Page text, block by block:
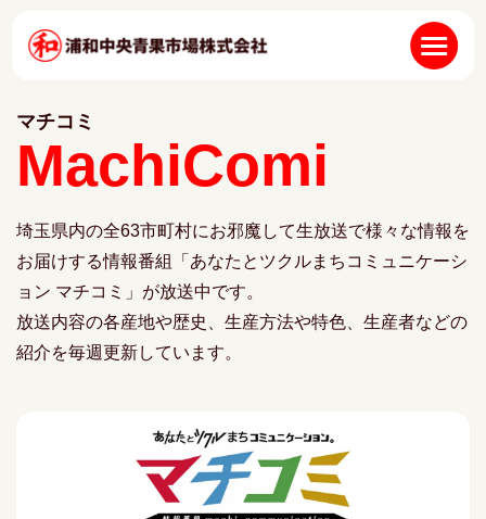
マチコミ
MachiComi
埼玉県内の全63市町村にお邪魔して生放送で様々な情報を
お届けする情報番組「あなたとツクルまちコミュニケーシ
ョン マチコミ」が放送中です。
放送内容の各産地や歴史、生産方法や特色、生産者などの
紹介を毎週更新しています。